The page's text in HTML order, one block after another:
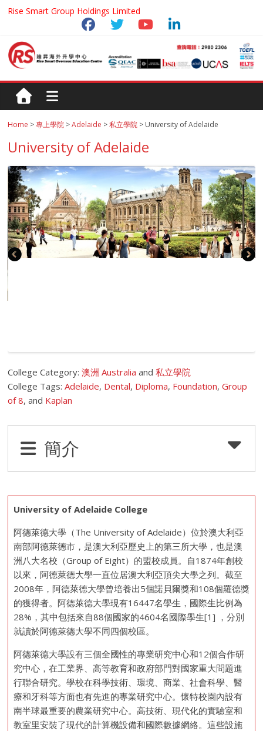
Rise Smart Group Holdings Limited
Home >專上學院 >Adelaide >私立學院 > University of Adelaide
University of Adelaide
College Category:澳洲 Australia and私立學院
College Tags:Adelaide, Dental, Diploma, Foundation,Group
of 8, and Kaplan
簡介
University of Adelaide College
阿德萊德大學（The University of Adelaide）位於澳大利亞
南部阿德萊德市，是澳大利亞歷史上的第三所大學，也是澳
洲八大名校（Group of Eight）的盟校成員。自1874年創校
以來，阿德萊德大學一直位居澳大利亞頂尖大學之列。截至
2008年，阿德萊德大學曾培養出5個諾貝爾獎和108個羅德獎
的獲得者。阿德萊德大學現有16447名學生，國際生比例為
28%，其中包括來自88個國家的4604名國際學生[1] ，分別
就讀於阿德萊德大學不同四個校區。
阿德萊德大學設有三個全國性的專業研究中心和12個合作研
究中心，在工業界、高等教育和政府部門對國家重大問題進
行聯合研究。學校在科學技術、環境、商業、社會科學、醫
療和牙科等方面也有先進的專業研究中心。懷特校園內設有
南半球最重要的農業研究中心。高技術、現代化的實驗室和
教室里安裝了現代的計算機設備和國際數據網絡。這些設施